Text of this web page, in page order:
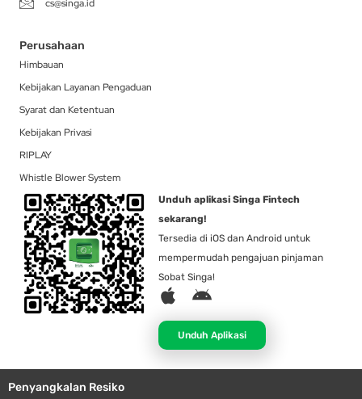
cs@singa.id
Perusahaan
Himbauan
Kebijakan Layanan Pengaduan
Syarat dan Ketentuan
Kebijakan Privasi
RIPLAY
Whistle Blower System
Unduh aplikasi Singa Fintech
sekarang!
Tersedia di iOS dan Android untuk
mempermudah pengajuan pinjaman
Sobat Singa!
A
p
l
e
A
d
r
o
Unduh Aplikasi
Penyangkalan Resiko